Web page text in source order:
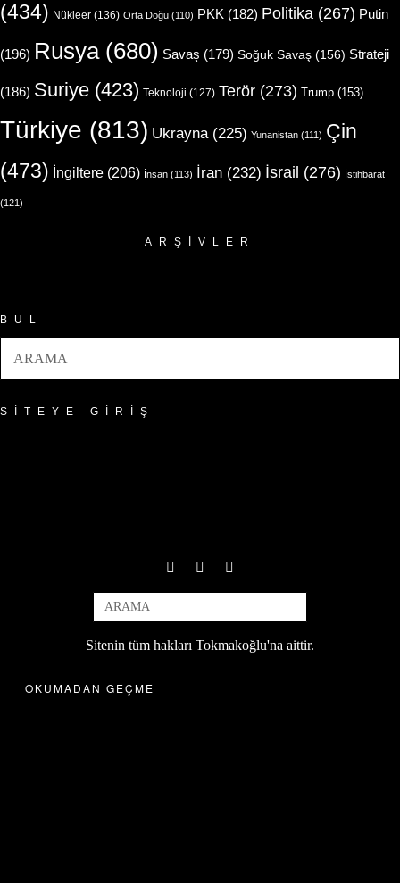
(434) Nükleer (136) Orta Doğu (110) PKK (182) Politika (267) Putin
(196) Rusya(680) Savaş (179) Soğuk Savaş (156) Strateji
(186) Suriye (423) Teknoloji (127) Terör (273) Trump (153)
Türkiye (813) Ukrayna(225) Yunanistan (111) Çin
(473) İngiltere (206) İnsan (113) İran (232) İsrail (276) İstihbarat
(121)
ARŞIVLER
BUL
SITEYE GIRIŞ
Sitenin tüm hakları Tokmakoğlu'na aittir.
OKUMADAN GEÇME